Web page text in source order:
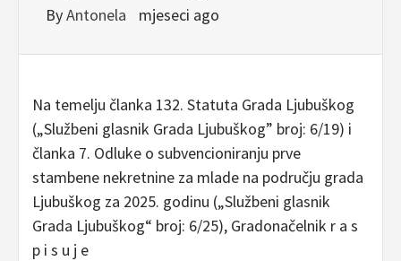
ByAntonela mjeseci ago
Na temelju članka 132. Statuta Grada Ljubuškog
(„Službeni glasnik Grada Ljubuškog” broj: 6/19) i
članka 7. Odluke o subvencioniranju prve
stambene nekretnine za mlade na području grada
Ljubuškog za 2025. godinu („Službeni glasnik
Grada Ljubuškog“ broj: 6/25), Gradonačelnik r a s
p i s u j e